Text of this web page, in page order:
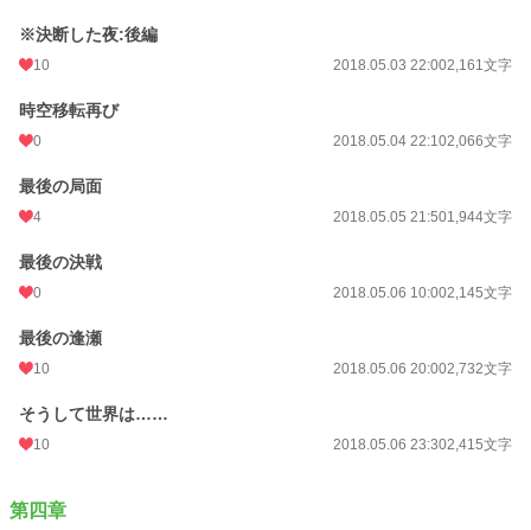
※決断した夜:後編
10 2018.05.03 22:002,161文字
時空移転再び
0 2018.05.04 22:102,066文字
最後の局面
4 2018.05.05 21:501,944文字
最後の決戦
0 2018.05.06 10:002,145文字
最後の逢瀬
10 2018.05.06 20:002,732文字
そうして世界は……
10 2018.05.06 23:302,415文字
第四章